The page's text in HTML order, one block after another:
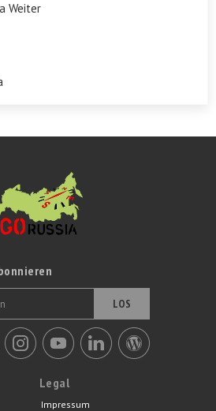
Weiter
LOS
Legal
Impressum